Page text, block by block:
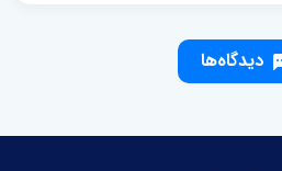
دیدگاه‌ها